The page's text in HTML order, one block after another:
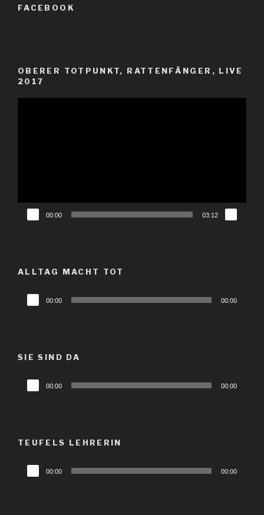
FACEBOOK
OBERER TOTPUNKT, RATTENFÄNGER, LIVE
2017
00:00 03:12
ALLTAG MACHT TOT
Audio-
Player
00:00 00:00
SIE SIND DA
Audio-
Player
00:00 00:00
TEUFELS LEHRERIN
Audio-
Player
00:00 00:00